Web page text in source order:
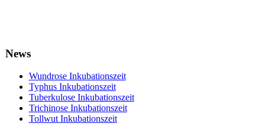
News
Wundrose Inkubationszeit
Typhus Inkubationszeit
Tuberkulose Inkubationszeit
Trichinose Inkubationszeit
Tollwut Inkubationszeit